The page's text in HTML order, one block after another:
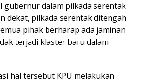
gubernur dalam pilkada serentak
dekat, pilkada serentak ditengah
pihak berharap ada jaminan
terjadi klaster baru dalam
hal tersebut KPU melakukan